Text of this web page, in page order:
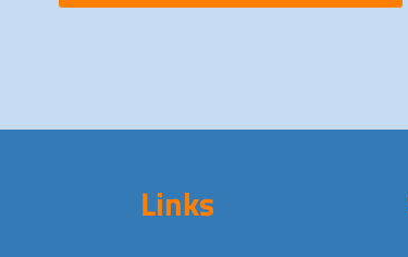
Links